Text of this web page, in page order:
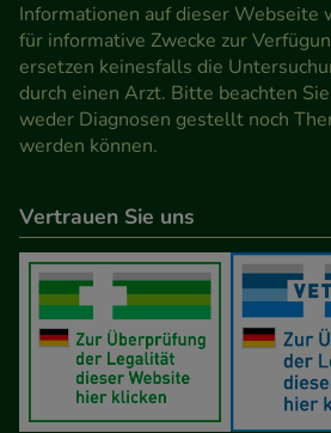
Informationen auf dieser Webseite
für informative Zwecke zur
ersetzen keinesfalls die
durch einen Arzt. Bitte beachten
weder Diagnosen gestellt noch
werden können.
Vertrauen Sie uns